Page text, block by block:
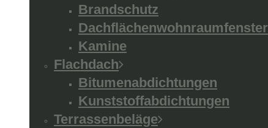
Brandschutz
Dachflächenwohnraumfenster
Kamine
Flachdach
Bitumenabdichtungen
Kunststoffabdichtungen
Terrassenbeläge